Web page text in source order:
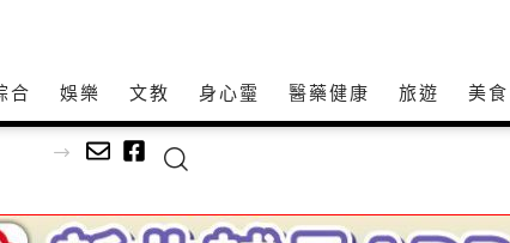
合 娛樂 文教 身心𩆜 醫藥健康 旅遊 美食